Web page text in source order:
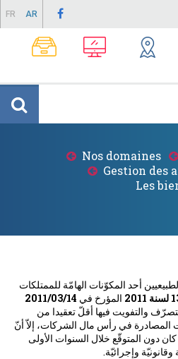
FR AR
Nos domaines
Gestion des
Les
أحد المكوّنات الهامّة للممتلكات
المؤرخ في
والتفويت فيها أقلّ تعقيدا من
في رأس مال الشركات، إلاّ أنّ
دون المتوقّع خلال السنوات الأولى
وإجرائيّة.